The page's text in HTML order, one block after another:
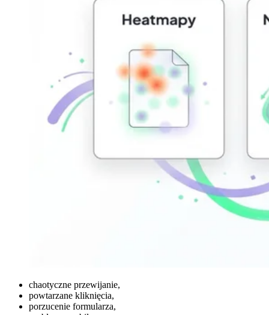
chaotyczne przewijanie,
powtarzane kliknięcia,
porzucenie formularza,